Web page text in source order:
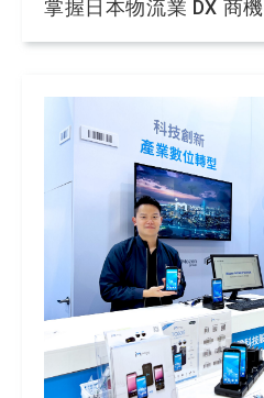
掌握日本物流業 DX 商機